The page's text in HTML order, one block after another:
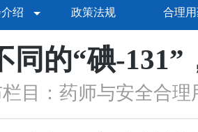
绍 政策法规 合理
同的“碘-
目：药师与安全合理